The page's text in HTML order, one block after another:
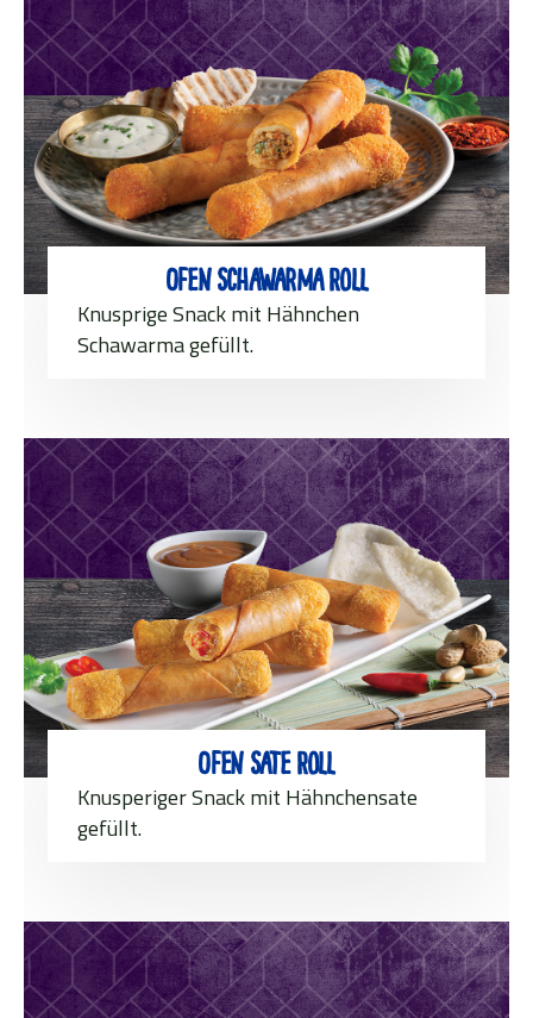
Ofen Schawarma Roll
Knusprige Snack mit Hähnchen
Schawarma gefüllt.
Ofen Sate Roll
Knusperiger Snack mit Hähnchensate
gefüllt.